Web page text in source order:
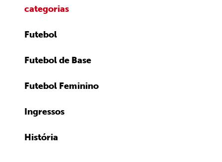
categorias
Futebol
Futebol de Base
Futebol Feminino
Ingressos
História